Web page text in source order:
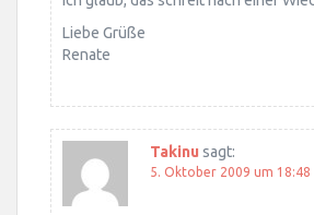
Liebe Grüße
Renate
Takinu sagt:
5. Oktober 2009 um 18:48